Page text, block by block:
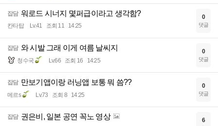
잡담 워로드 시너지 몇퍼급이라고 생각함?
칸타탑 Lv.41 조회 11 14:25
0
댓글
잡담 와 시발 그래 이게 여름 날씨지
청수국 Lv.66 조회 16 14:25
0
댓글
잡담 만보기앱이랑 러닝앱 보통 뭐 씀??
메르s Lv.73 조회 8 14:25
0
댓글
잡담 권은비, 일본 공연 꼭노 영상 6